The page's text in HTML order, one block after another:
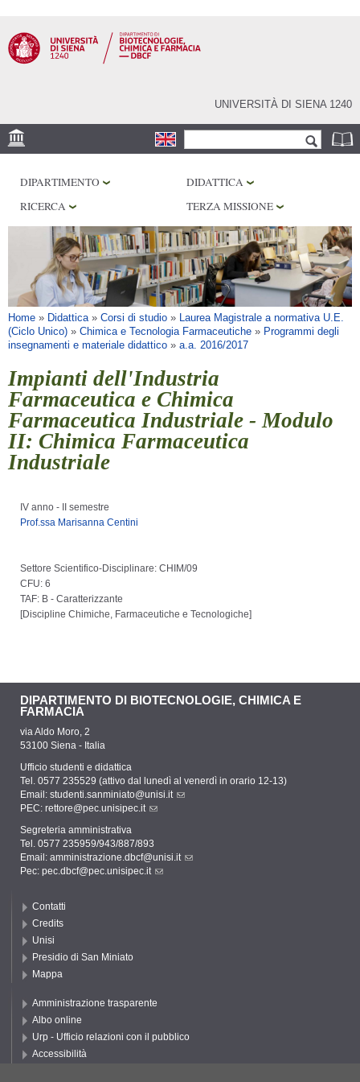
contenuto
principale
UNIVERSITÀ DI SIENA 1240
Form di ricerca
CENTRI DI RICERCA
LABORATORI
BIBLIOTECHE
SERVIZI
DIPARTIMENTO
DIDATTICA
RICERCA
TERZA MISSIONE
Tu sei qui
Home » Didattica» Corsi di studio » Laurea Magistrale a normativa U.E.
(Ciclo Unico) » Chimica e Tecnologia Farmaceutiche » Programmi degli
insegnamenti e materiale didattico » a.a. 2016/2017
Impianti dell'Industria
Farmaceutica e Chimica
Farmaceutica Industriale - Modulo
II: Chimica Farmaceutica
Industriale
IV anno - II semestre
Prof.ssa Marisanna Centini
Settore Scientifico-Disciplinare: CHIM/09
CFU: 6
TAF: B - Caratterizzante
[Discipline Chimiche, Farmaceutiche e Tecnologiche]
DIPARTIMENTO DI BIOTECNOLOGIE, CHIMICA E
FARMACIA
via Aldo Moro, 2
53100 Siena - Italia
Ufficio studenti e didattica
Tel. 0577 235529 (attivo dal lunedì al venerdì in orario 12-13)
Email: studenti.sanminiato@unisi.it
PEC: rettore@pec.unisipec.it
Segreteria amministrativa
Tel. 0577 235959/943/887/893
Email: amministrazione.dbcf@unisi.it
Pec: pec.dbcf@pec.unisipec.it
Contatti
Credits
Unisi
Presidio di San Miniato
Mappa
Amministrazione trasparente
Albo online
Urp - Ufficio relazioni con il pubblico
Accessibilità